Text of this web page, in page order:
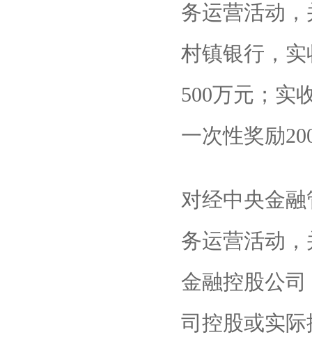
务运营活动
村镇银行，
500万元；实
一次性奖励
对经中央金
务运营活动
金融控股公
司控股或实